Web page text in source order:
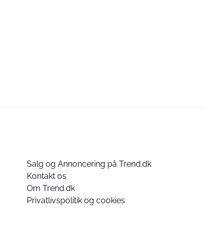
Salg og Annoncering på Trend.dk
Kontakt os
Om Trend.dk
Privatlivspolitik og cookies